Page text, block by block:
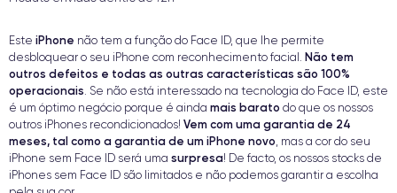
Este iPhone não tem a função do Face ID, que lhe permite
desbloquear o seu iPhone com reconhecimento facial. Não tem
outros defeitos e todas as outras características são 100%
operacionais. Se não está interessado na tecnologia do Face ID, este
é um óptimo negócio porque é ainda mais barato do que os nossos
outros iPhones recondicionados! Vem com uma garantia de 24
meses, tal como a garantia de um iPhone novo, mas a cor do seu
iPhone sem Face ID será uma surpresa! De facto, os nossos stocks de
iPhones sem Face ID são limitados e não podemos garantir a escolha